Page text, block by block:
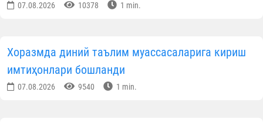
07.08.2026 10378 1 min.
Хоразмда диний таълим муассасаларига кириш
имтиҳонлари бошланди
07.08.2026 9540 1 min.